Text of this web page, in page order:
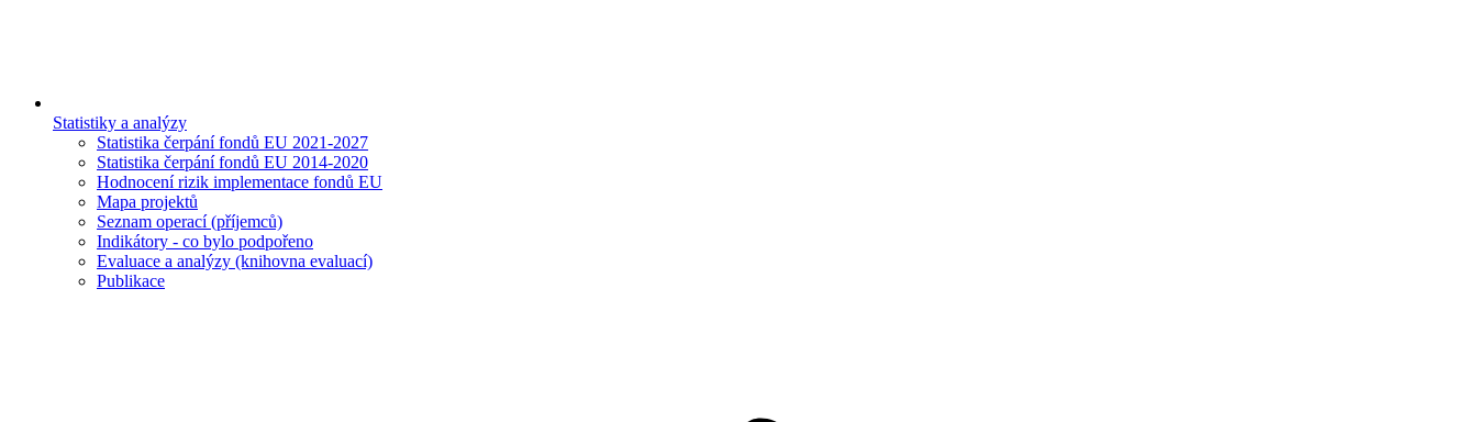
Statistiky a analýzy
Statistika čerpání fondů EU 2021-2027
Statistika čerpání fondů EU 2014-2020
Hodnocení rizik implementace fondů EU
Mapa projektů
Seznam operací (příjemců)
Indikátory - co bylo podpořeno
Evaluace a analýzy (knihovna evaluací)
Publikace